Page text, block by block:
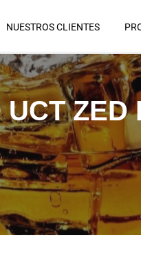
NUESTROS CLIENTES
ZED